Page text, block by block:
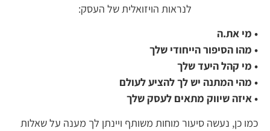
לנראות הויזואלית של העסק:
• מי את.ה
• מהו הסיפור הייחודי שלך
• מי קהל היעד שלך
• מהי המתנה יש לך להציע לעולם
• איזה שיווק מתאים לעסק שלך
כמו כן, נעשה סיעור מוחות משותף ויינתן לך מענה על שאלות